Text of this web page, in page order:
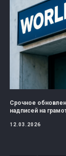
Срочное
надписей на
12.03.2026